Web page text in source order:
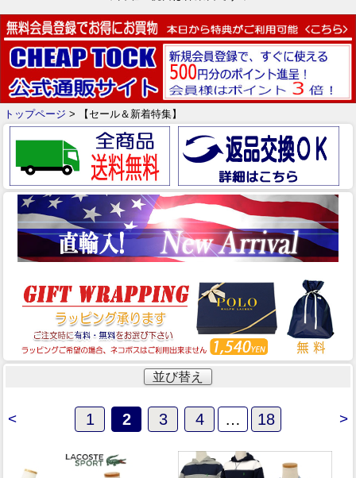
トップページ > 【セール＆新着特集】
並び替え
< >
1 2 3 4 … 18